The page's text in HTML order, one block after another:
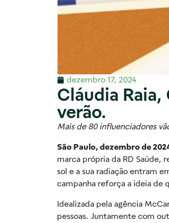
dezembro 17, 2024
Cláudia
verão.
Mais de 80 influenciadores
São Paulo, dezembro de
marca própria da RD Saúde,
sol e a sua radiação entram
campanha reforça a ideia de
Idealizada pela agência
pessoas. Juntamente com